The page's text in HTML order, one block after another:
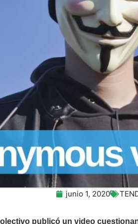
junio 1, 2020
publicó un video